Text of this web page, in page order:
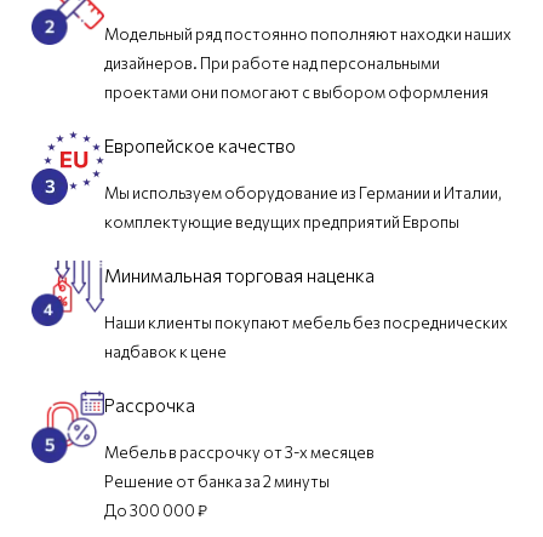
Модельный ряд постоянно пополняют находки наших
дизайнеров. При работе над персональными
проектами они помогают с выбором оформления
Европейское качество
Мы используем оборудование из Германии и Италии,
комплектующие ведущих предприятий Европы
Минимальная торговая наценка
Наши клиенты покупают мебель без посреднических
надбавок к цене
Рассрочка
Мебель в рассрочку от 3-х месяцев
Решение от банка за 2 минуты
До 300 000 ₽